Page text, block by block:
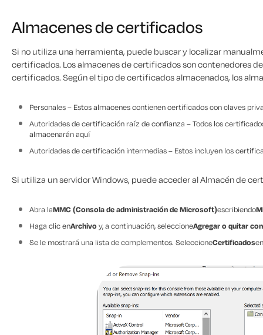
Almacenes de certificados
Si no utiliza una herramienta, puede buscar y localizar
certificados. Los almacenes de certificados son contenedores
certificados. Según el tipo de certificados almacenados, los
Personales – Estos almacenes contienen certificados con claves
Autoridades de certificación raíz de confianza – Todos los
almacenarán aquí
Autoridades de certificación intermedias – Estos incluyen los
Si utiliza un servidor Windows, puede acceder al Almacén de
Abra laMMC (Consola de administración de Microsoft)escribiendo
Haga clic enArchivoy, a continuación, seleccioneAgregar o quitar
Se le mostrará una lista de complementos. SeleccioneCertificados